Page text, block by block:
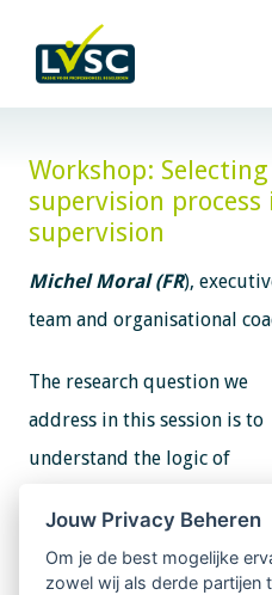
Workshop:
supervision process
supervision
Michel Moral (FR),
team and organisational
The research question we
address in this session is to
understand the logic of
supervision which best
the group, the supervisor,
Jouw Privacy Beheren
Om je de best mogelijke
zowel wij als derde partijen